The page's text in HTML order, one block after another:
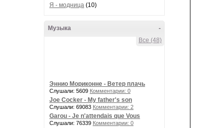
Я - модница (10)
-
Музыка
Все (48)
Эннио Мориконне - Ветер плачь
Слушали: 5609 Комментарии: 0
Joe Cocker - My father's son
Слушали: 69083 Комментарии: 2
Garou - Je n'attendais que Vous
Слушали: 76339 Комментарии: 0